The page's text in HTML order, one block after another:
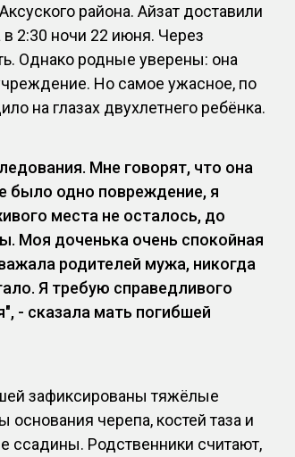
района. Айзат доставили
2:30 ночи 22 июня. Через
Однако родные уверены: она
Но самое ужасное, по
на глазах двухлетнего ребёнка.
Мне говорят, что она
было одно повреждение, я
места не осталось, до
Моя доченька очень спокойная
родителей мужа, никогда
Я требую справедливого
- сказала мать погибшей
зафиксированы тяжёлые
черепа, костей таза и
ссадины. Родственники считают,